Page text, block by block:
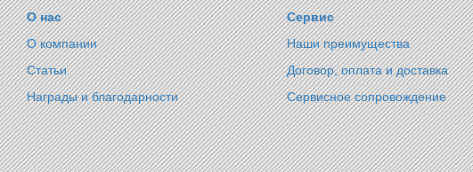
О нас
О компании
Статьи
Награды и благодарности
Сервис
Наши преимущества
Договор, оплата и доставка
Сервисное сопровождение